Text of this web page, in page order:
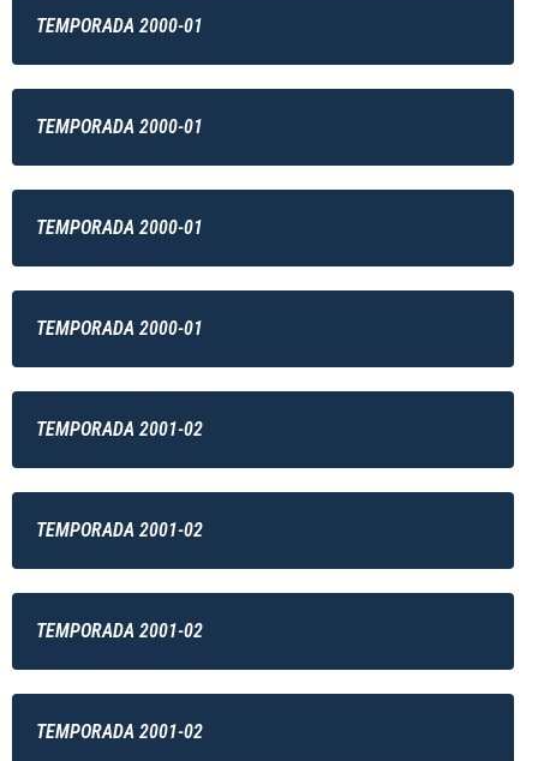
TEMPORADA 2000-01
TEMPORADA 2000-01
TEMPORADA 2000-01
TEMPORADA 2000-01
TEMPORADA 2001-02
TEMPORADA 2001-02
TEMPORADA 2001-02
TEMPORADA 2001-02